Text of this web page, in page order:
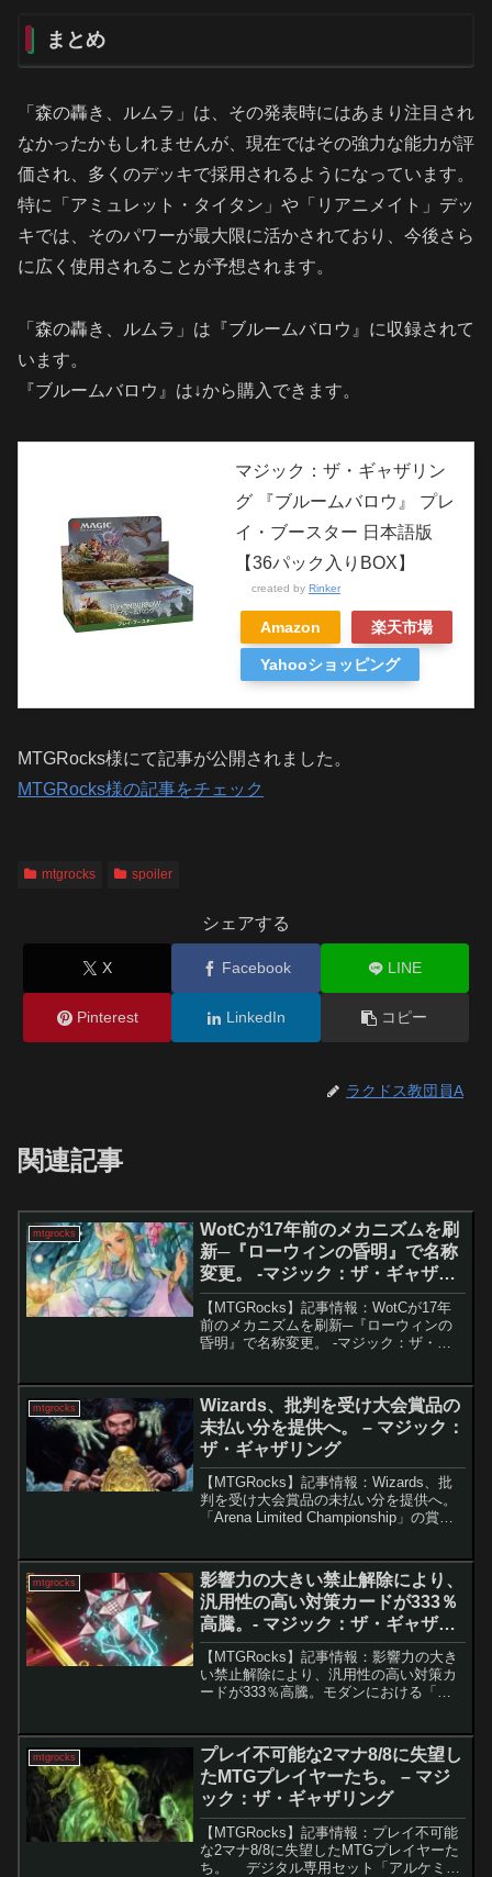
まとめ
「森の轟き、ルムラ」は、その発表時にはあまり注目され
なかったかもしれませんが、現在ではその強力な能力が評
価され、多くのデッキで採用されるようになっています。
特に「アミュレット・タイタン」や「リアニメイト」デッ
キでは、そのパワーが最大限に活かされており、今後さら
に広く使用されることが予想されます。
「森の轟き、ルムラ」は『ブルームバロウ』に収録されて
います。
『ブルームバロウ』は↓から購入できます。
マジック：ザ・ギャザリン
グ 『ブルームバロウ』 プレ
イ・ブースター 日本語版
【36パック入りBOX】
created by Rinker
Amazon 楽天市場
Yahooショッピング
MTGRocks様にて記事が公開されました。
MTGRocks様の記事をチェック
mtgrocks spoiler
シェアする
X Facebook LINE
Pinterest LinkedIn コピー
ラクドス教団員A
関連記事
mtgrocks
WotCが17年前のメカニズムを刷
新─『ローウィンの昏明』で名称
変更。 -マジック：ザ・ギャザリ
ング
【MTGRocks】記事情報：WotCが17年
前のメカニズムを刷新─『ローウィンの
昏明』で名称変更。 -マジック：ザ・ギ
ム刷新が大きな見どころとなっている。
物語で公開...
mtgrocks
Wizards、批判を受け大会賞品の
未払い分を提供へ。 – マジック：
ザ・ギャザリング
【MTGRocks】記事情報：Wizards、批
判を受け大会賞品の未払い分を提供へ。
「Arena Limited Championship」の賞品
mtgrocks
影響力の大きい禁止解除により、
汎用性の高い対策カードが333％
高騰。- マジック：ザ・ギャザリ
ング
【MTGRocks】記事情報：影響力の大き
い禁止解除により、汎用性の高い対策カ
ードが333％高騰。モダンにおける「苛
告知によってモダン環境は大きな変貌を
遂げ、それに伴...
mtgrocks
プレイ不可能な2マナ8/8に失望し
たMTGプレイヤーたち。 – マジ
ック：ザ・ギャザリング
【MTGRocks】記事情報：プレイ不可能
な2マナ8/8に失望したMTGプレイヤーた
ち。 デジタル専用セット「アルケミ